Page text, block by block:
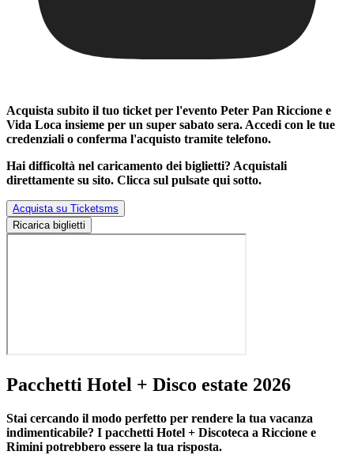
Acquista subito il tuo ticket per l'evento Peter Pan Riccione e
Vida Loca insieme per un super sabato sera. Accedi con le tue
credenziali o conferma l'acquisto tramite telefono.
Hai difficoltà nel caricamento dei biglietti? Acquistali
direttamente su sito. Clicca sul pulsate qui sotto.
Acquista su Ticketsms
Ricarica biglietti
Pacchetti Hotel + Disco estate 2026
Stai cercando il modo perfetto per rendere la tua vacanza
indimenticabile? I pacchetti Hotel + Discoteca a Riccione e
Rimini potrebbero essere la tua risposta.